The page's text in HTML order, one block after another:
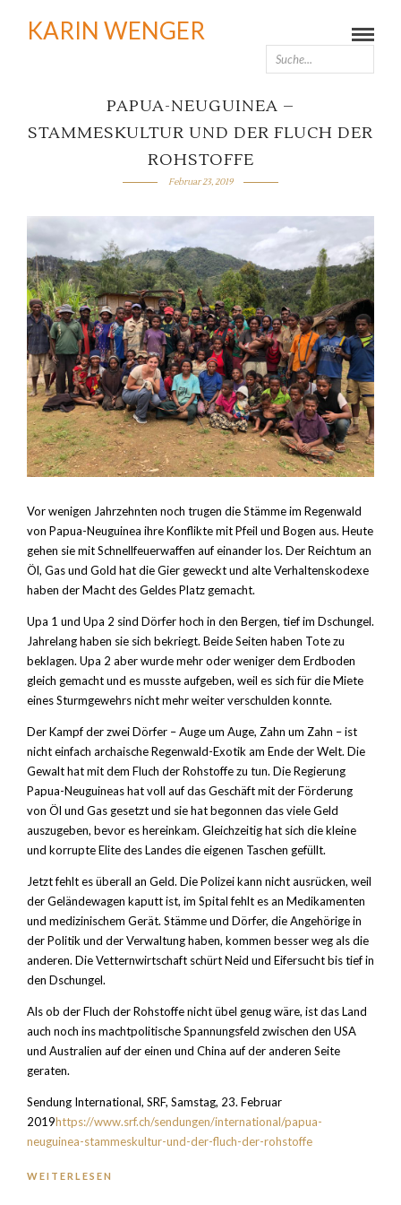
KARIN WENGER
PAPUA-NEUGUINEA –
STAMMESKULTUR UND DER FLUCH DER
ROHSTOFFE
Februar 23, 2019
Vor wenigen Jahrzehnten noch trugen die Stämme im Regenwald
von Papua-Neuguinea ihre Konflikte mit Pfeil und Bogen aus. Heute
gehen sie mit Schnellfeuerwaffen auf einander los. Der Reichtum an
Öl, Gas und Gold hat die Gier geweckt und alte Verhaltenskodexe
haben der Macht des Geldes Platz gemacht.
Upa 1 und Upa 2 sind Dörfer hoch in den Bergen, tief im Dschungel.
Jahrelang haben sie sich bekriegt. Beide Seiten haben Tote zu
beklagen. Upa 2 aber wurde mehr oder weniger dem Erdboden
gleich gemacht und es musste aufgeben, weil es sich für die Miete
eines Sturmgewehrs nicht mehr weiter verschulden konnte.
Der Kampf der zwei Dörfer – Auge um Auge, Zahn um Zahn – ist
nicht einfach archaische Regenwald-Exotik am Ende der Welt. Die
Gewalt hat mit dem Fluch der Rohstoffe zu tun. Die Regierung
Papua-Neuguineas hat voll auf das Geschäft mit der Förderung
von Öl und Gas gesetzt und sie hat begonnen das viele Geld
auszugeben, bevor es hereinkam. Gleichzeitig hat sich die kleine
und korrupte Elite des Landes die eigenen Taschen gefüllt.
Jetzt fehlt es überall an Geld. Die Polizei kann nicht ausrücken, weil
der Geländewagen kaputt ist, im Spital fehlt es an Medikamenten
und medizinischem Gerät. Stämme und Dörfer, die Angehörige in
der Politik und der Verwaltung haben, kommen besser weg als die
anderen. Die Vetternwirtschaft schürt Neid und Eifersucht bis tief in
den Dschungel.
Als ob der Fluch der Rohstoffe nicht übel genug wäre, ist das Land
auch noch ins machtpolitische Spannungsfeld zwischen den USA
und Australien auf der einen und China auf der anderen Seite
geraten.
Sendung International, SRF, Samstag, 23. Februar
2019https://www.srf.ch/sendungen/international/papua-
neuguinea-stammeskultur-und-der-fluch-der-rohstoffe
WEITERLESEN